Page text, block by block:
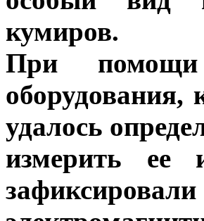
кумиров.
При помощи
удалось
измерить ее